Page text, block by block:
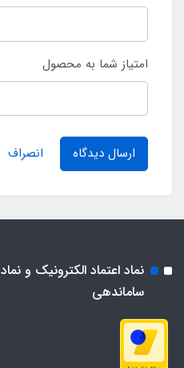
امتیاز شما به محصول
ارسال دیدگاه انصراف
نماد اعتماد الکترونیک و نماد
ساماندهی